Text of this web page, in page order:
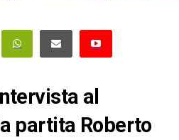
al
partita Roberto